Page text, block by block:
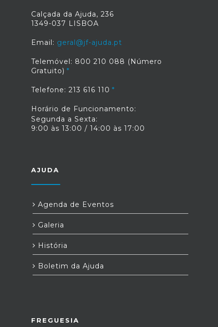
Calçada da Ajuda, 236
1349-037 LISBOA
Email: geral@jf-ajuda.pt
Telemóvel: 800 210 088 (Número
Gratuito)
Telefone: 213 616 110
Horário de Funcionamento:
Segunda a Sexta:
9:00 às 13:00 / 14:00 às 17:00
AJUDA
Agenda de Eventos
Galeria
História
Boletim da Ajuda
FREGUESIA